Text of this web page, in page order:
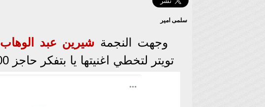
سلمى امير
وجهت النجمة شيرين عبد الوهاب
تويتر لتخطي اغنيتها يا بتفكر حاجز 100 مليون م